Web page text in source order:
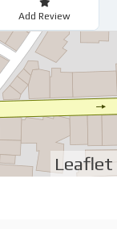
Add Review
Leaflet